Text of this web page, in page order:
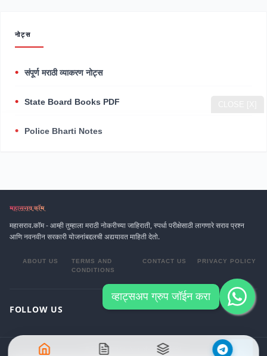
नोट्स
संपूर्ण मराठी व्याकरण नोट्स
State Board Books PDF
Police Bharti Notes
महासराव.कॉम - आम्ही तुम्हाला मराठी नोकरीच्या जाहिराती, स्पर्धा परीक्षेसाठी लागणारे सराव प्रश्न
आणि नवनवीन सरकारी योजनांबद्दलची अद्ययावत माहिती देतो.
ABOUT US
TERMS AND
CONDITIONS
CONTACT US PRIVACY POLICY
FOLLOW US
© 2026 महासराव. All rights reserved.
व्हाट्सअप ग्रुप जॉईन करा